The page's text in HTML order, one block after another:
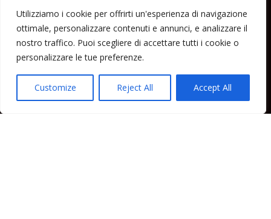
Utilizziamo i cookie per offrirti un'esperienza di navigazione
ottimale, personalizzare contenuti e annunci, e analizzare il
nostro traffico. Puoi scegliere di accettare tutti i cookie o
personalizzare le tue preferenze.
Customize Reject All Accept All
Home
Lipari News
Cronaca Lipari
Politica Lipari
Cultura Lipari